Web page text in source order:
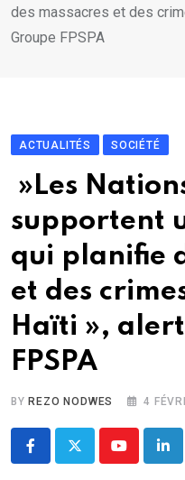
des massacres et des
Groupe FPSPA
ACTUALITÉS SOCIÉTÉ
»Les
supportent
qui planifie
et des
Haïti »,
FPSPA
BY REZO NODWES 4
Youtube